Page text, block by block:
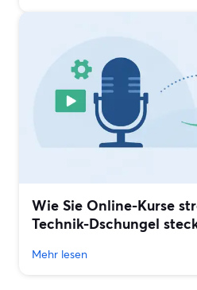
Wie Sie Online-Kurse
Technik-Dschungel
Mehr lesen